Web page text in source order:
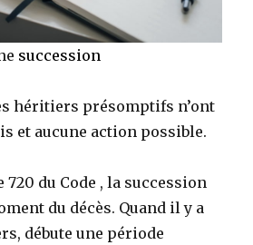
succession
héritiers présomptifs n’ont
et aucune action possible.
720 du Code , la succession
du décès. Quand il y a
débute une période